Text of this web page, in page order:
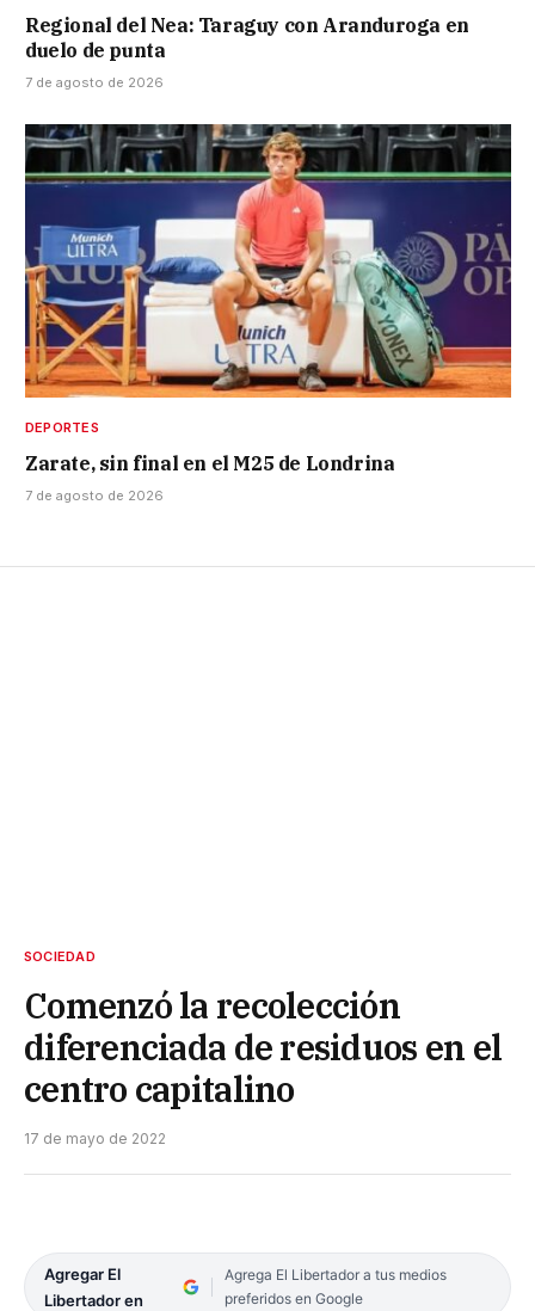
Regional del Nea: Taraguy con Aranduroga en
duelo de punta
7 de agosto de 2026
DEPORTES
Zarate, sin final en el M25 de Londrina
7 de agosto de 2026
SOCIEDAD
Comenzó la recolección
diferenciada de residuos en el
centro capitalino
17 de mayo de 2022
Agregar El
Libertador en
Agrega El Libertador a tus medios
preferidos en Google